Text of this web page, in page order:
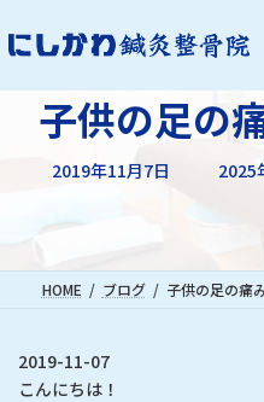
ン
テ
ン
ビ
ゲ
ー
子供の足の
2019年11月7日 最
終
2025
HOME ブログ 子供の足の痛
2019-11-07
こんにちは！